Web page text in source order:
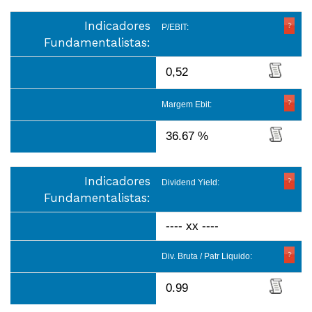
Indicadores
Fundamentalistas:
P/EBIT:
0,52
Margem Ebit:
36.67 %
Indicadores
Fundamentalistas:
Dividend Yield:
---- xx ----
Div. Bruta / Patr Liquido:
0.99